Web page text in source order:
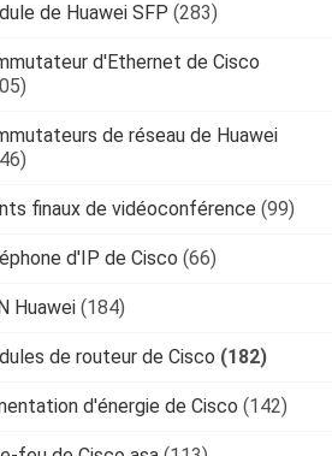
de Huawei SFP (283)
d'Ethernet de Cisco
de réseau de Huawei
finaux de vidéoconférence (99)
d'IP de Cisco (66)
Huawei (184)
de routeur de Cisco (182)
d'énergie de Cisco (142)